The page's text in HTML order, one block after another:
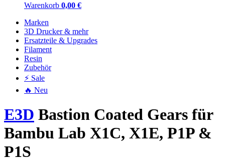
Warenkorb 0,00 €
Marken
3D Drucker & mehr
Ersatzteile & Upgrades
Filament
Resin
Zubehör
⚡ Sale
🔥 Neu
E3D Bastion Coated Gears für
Bambu Lab X1C, X1E, P1P &
P1S